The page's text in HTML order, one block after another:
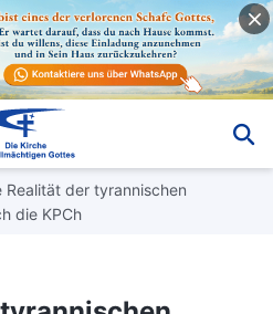
Realität der tyrannischen
die KPCh